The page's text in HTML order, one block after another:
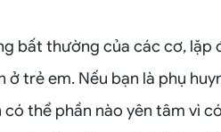
bất thường của các cơ, lặp
trẻ em. Nếu bạn là phụ
thể phần nào yên tâm vì